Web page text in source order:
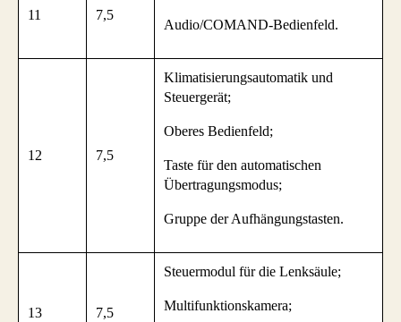
11 7,5
Audio/COMAND-Bedienfeld.
12 7,5
Klimatisierungsautomatik und
Steuergerät;
Oberes Bedienfeld;
Taste für den automatischen
Übertragungsmodus;
Gruppe der Aufhängungstasten.
13 7,5
Steuermodul für die Lenksäule;
Multifunktionskamera;